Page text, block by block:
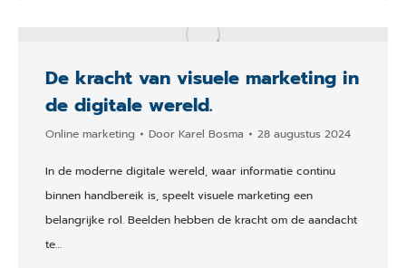
De kracht van visuele marketing in
de digitale wereld.
Online marketing Door Karel Bosma 28 augustus 2024
In de moderne digitale wereld, waar informatie continu
binnen handbereik is, speelt visuele marketing een
belangrijke rol. Beelden hebben de kracht om de aandacht
te…